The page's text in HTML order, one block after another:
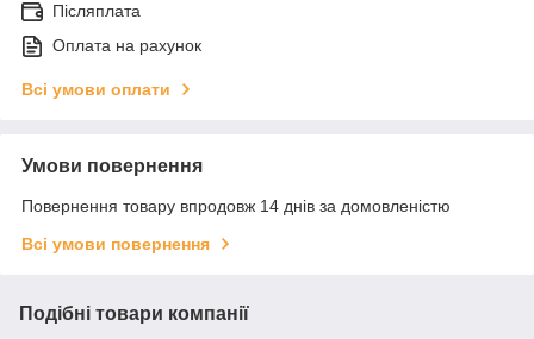
Післяплата
Оплата на рахунок
Всі умови оплати
Умови повернення
Повернення товару впродовж 14 днів за домовленістю
Всі умови повернення
Подібні товари компанії